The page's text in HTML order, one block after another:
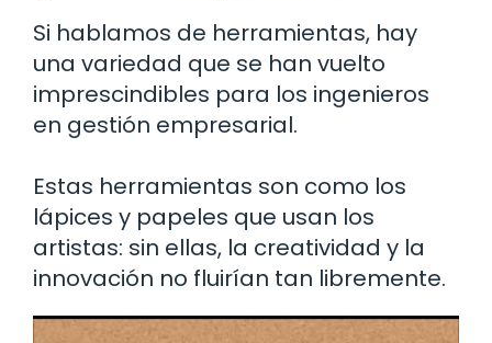
Si hablamos de herramientas, hay
una variedad que se han vuelto
imprescindibles para los ingenieros
en gestión empresarial.
Estas herramientas son como los
lápices y papeles que usan los
artistas: sin ellas, la creatividad y la
innovación no fluirían tan libremente.